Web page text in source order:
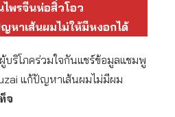
พรจีนห่อสิ่วโอว
หาเส้นผมไม่ให้มีหงอกได้
บริโภคร่วมใจกันแชร์ข้อมูลแชมพู
แก้ปัญหาเส้นผมไม่มีผม
จ